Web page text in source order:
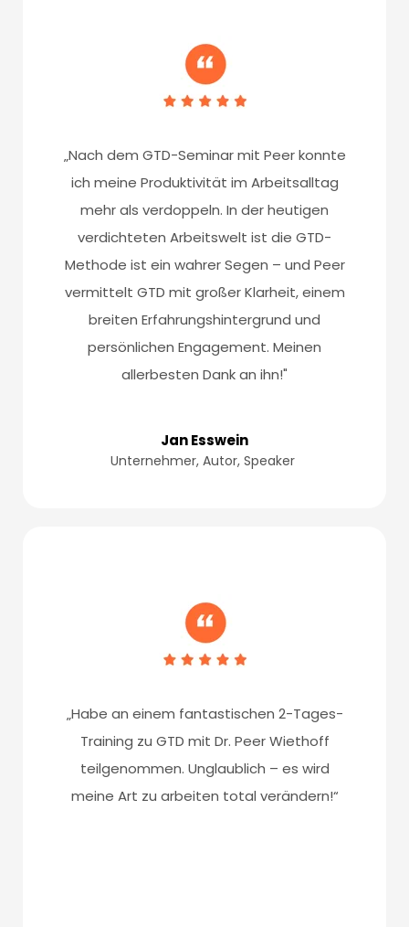
„Nach dem GTD-Seminar mit Peer konnte
ich meine Produktivität im Arbeitsalltag
mehr als verdoppeln. In der heutigen
verdichteten Arbeitswelt ist die GTD-
Methode ist ein wahrer Segen – und Peer
vermittelt GTD mit großer Klarheit, einem
breiten Erfahrungshintergrund und
persönlichen Engagement. Meinen
allerbesten Dank an ihn!"
Jan Esswein
Unternehmer, Autor, Speaker
„Habe an einem fantastischen 2-Tages-
Training zu GTD mit Dr. Peer Wiethoff
teilgenommen. Unglaublich – es wird
meine Art zu arbeiten total verändern!“